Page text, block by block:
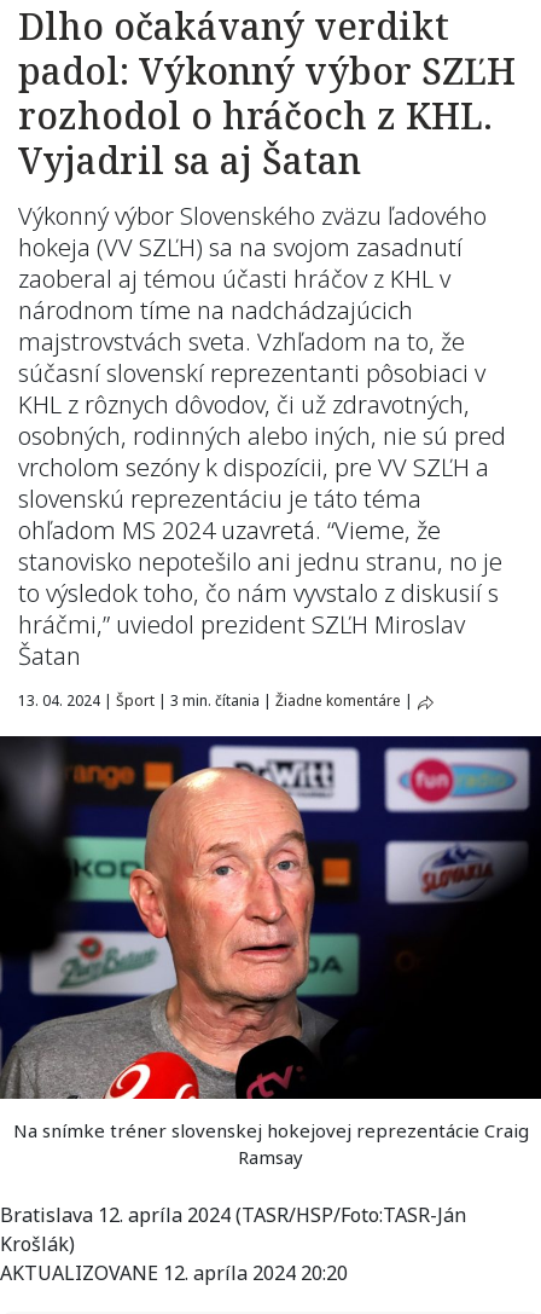
Dlho očakávaný verdikt
padol: Výkonný výbor SZĽH
rozhodol o hráčoch z KHL.
Vyjadril sa aj Šatan
Výkonný výbor Slovenského zväzu ľadového
hokeja (VV SZĽH) sa na svojom zasadnutí
zaoberal aj témou účasti hráčov z KHL v
národnom tíme na nadchádzajúcich
majstrovstvách sveta. Vzhľadom na to, že
súčasní slovenskí reprezentanti pôsobiaci v
KHL z rôznych dôvodov, či už zdravotných,
osobných, rodinných alebo iných, nie sú pred
vrcholom sezóny k dispozícii, pre VV SZĽH a
slovenskú reprezentáciu je táto téma
ohľadom MS 2024 uzavretá. “Vieme, že
stanovisko nepotešilo ani jednu stranu, no je
to výsledok toho, čo nám vyvstalo z diskusií s
hráčmi,” uviedol prezident SZĽH Miroslav
Šatan
13. 04. 2024 | Šport | 3 min. čítania | Žiadne komentáre |
Na snímke tréner slovenskej hokejovej reprezentácie Craig
Ramsay
Bratislava 12. apríla 2024 (TASR/HSP/Foto:TASR-Ján
Krošlák)
AKTUALIZOVANE 12. apríla 2024 20:20